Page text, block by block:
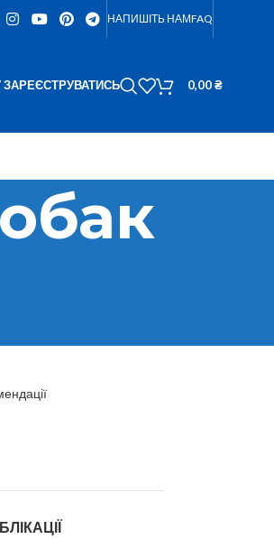
НАПИШІТЬ НАМFAQ
ЗАРЕЄСТРУВАТИСЬ 0,00₴